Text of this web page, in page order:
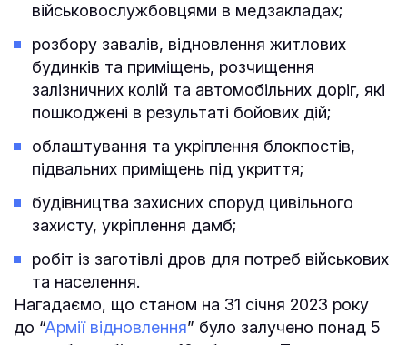
військовослужбовцями в медзакладах;
розбору завалів, відновлення житлових
будинків та приміщень, розчищення
залізничних колій та автомобільних доріг, які
пошкоджені в результаті бойових дій;
облаштування та укріплення блокпостів,
підвальних приміщень під укриття;
будівництва захисних споруд цивільного
захисту, укріплення дамб;
робіт із заготівлі дров для потреб військових
та населення.
Нагадаємо, що станом на 31 січня 2023 року
до “Армії відновлення” було залучено понад 5